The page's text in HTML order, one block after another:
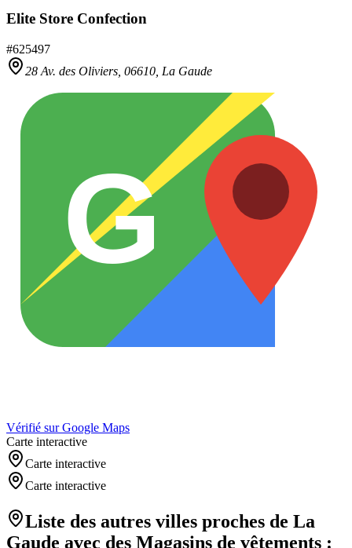
Elite Store Confection
#625497
28 Av. des Oliviers, 06610 La Gaude
G
Vérifié sur Google Maps
Carte interactive
Carte interactive
Carte interactive
Liste des autres villes proches de La
Gaude avec des Magasins de vêtements :